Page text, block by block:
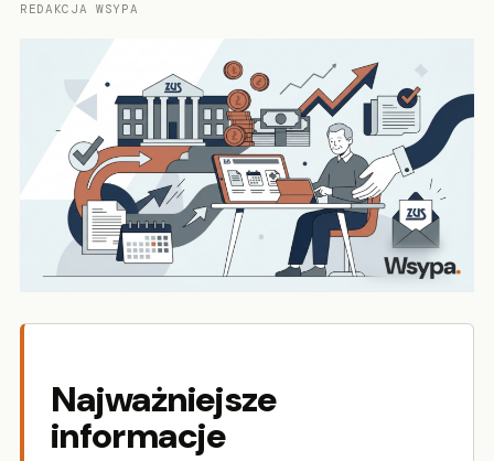
REDAKCJA WSYPA
Najważniejsze
informacje